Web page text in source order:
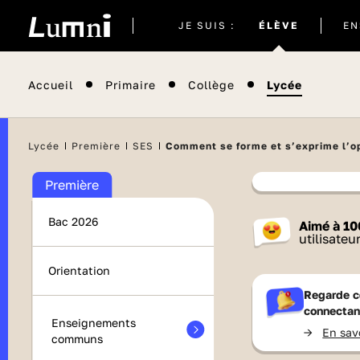
JE SUIS : ÉLÈVE
actuel
Accueil Primaire Collège Lycée
Lycée Première SES Comment se forme et s’exprime
Première
Bac 2026
Orientation
Enseignements
communs
France
Il
Aimé à
Regarde
-> En